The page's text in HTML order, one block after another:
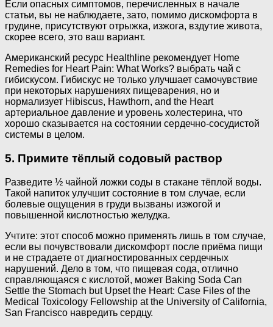
Если опасных симптомов, перечисленных в начале
статьи, вы не наблюдаете, зато, помимо дискомфорта в
грудине, присутствуют отрыжка, изжога, вздутие живота,
скорее всего, это ваш вариант.
Американский ресурс Healthline рекомендует Home
Remedies for Heart Pain: What Works? выбрать чай с
гибискусом. Гибискус не только улучшает самочувствие
при некоторых нарушениях пищеварения, но и
нормализует Hibiscus, Hawthorn, and the Heart
артериальное давление и уровень холестерина, что
хорошо сказывается на состоянии сердечно-сосудистой
системы в целом.
5. Примите тёплый содовый раствор
Разведите ½ чайной ложки соды в стакане тёплой воды.
Такой напиток улучшит состояние в том случае, если
болевые ощущения в груди вызваны изжогой и
повышенной кислотностью желудка.
Учтите: этот способ можно применять лишь в том случае,
если вы почувствовали дискомфорт после приёма пищи
и не страдаете от диагностированных сердечных
нарушений. Дело в том, что пищевая сода, отлично
справляющаяся с кислотой, может Baking Soda Can
Settle the Stomach but Upset the Heart: Case Files of the
Medical Toxicology Fellowship at the University of California,
San Francisco навредить сердцу.